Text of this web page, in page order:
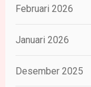
Februari 2026
Januari 2026
Desember 2025